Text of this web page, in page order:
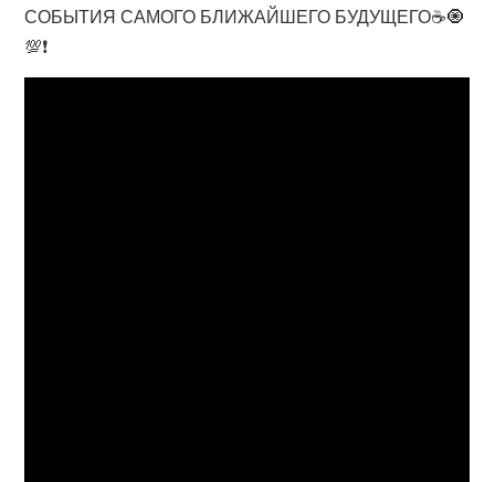
СОБЫТИЯ САМОГО БЛИЖАЙШЕГО БУДУЩЕГО☕🧿
💯❗